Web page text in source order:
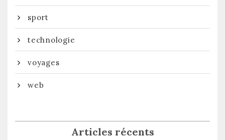
sport
technologie
voyages
web
Articles récents